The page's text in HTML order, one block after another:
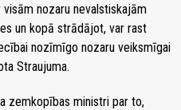
nozaru nevalstiskajām
un kopā strādājot, var rast
nozīmīgo nozaru veiksmīgai
Straujuma.
zemkopības ministri par to,